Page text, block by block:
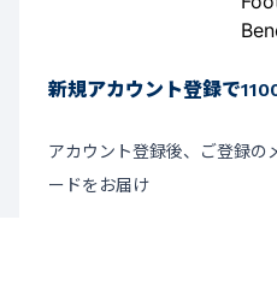
新規アカウント登録で
アカウント登録後、ご登録の
ードをお届け